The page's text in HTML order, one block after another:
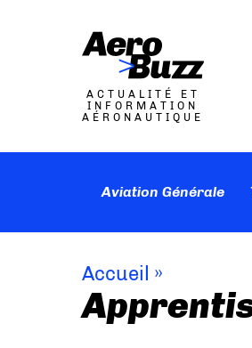
ACTUALITÉ ET
INFORMATION
AÉRONAUTIQUE
Aviation Générale
Accueil »